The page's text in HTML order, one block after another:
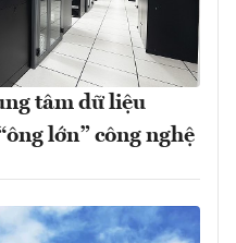
tâm dữ liệu
lớn” công nghệ